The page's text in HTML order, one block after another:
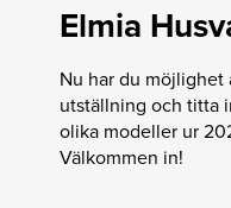
Elmia
Nu har du möjlighet
utställning och titta
olika modeller ur
Välkommen in!